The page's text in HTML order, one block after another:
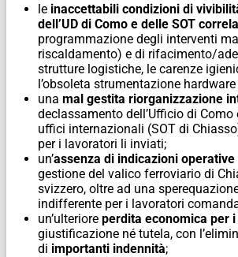
le inaccettabili condizioni di
dell’UD di Como e delle SOT
programmazione degli interventi
riscaldamento) e di rifacimento/
strutture logistiche, le carenze
l’obsoleta strumentazione
una mal gestita riorganizzazione
declassamento dell’Ufficio di
uffici internazionali (SOT di
per i lavoratori li inviati;
un’assenza di indicazioni
gestione del valico ferroviario di
svizzero, oltre ad una
indifferente per i lavoratori
un’ulteriore perdita economica per
giustificazione né tutela, con
di importanti indennità;